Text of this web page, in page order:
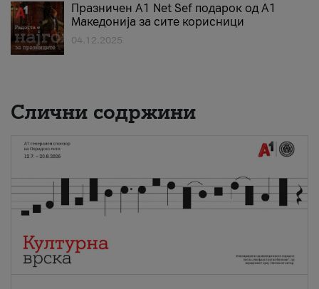
Празничен A1 Net Sеf подарок од А1
Македонија за сите корисници
04.12.2025
Слични содржини